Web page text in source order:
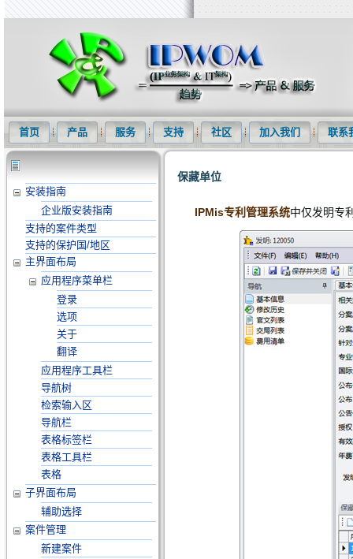
首页 产品 服务 支持 社区 加入我们 联系
安装指南
企业版安装指南
支持的案件类型
支持的保护国/地区
主界面布局
应用程序菜单栏
登录
选项
关于
翻译
应用程序工具栏
导航树
检索输入区
导航栏
表格标签栏
表格工具栏
表格
子界面布局
辅助选择
案件管理
新建案件
保藏单位
IPMis专利管理系统中仅发明专